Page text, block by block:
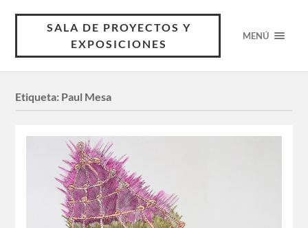
SALA DE PROYECTOS Y
EXPOSICIONES
MENÚ
Etiqueta: Paul Mesa